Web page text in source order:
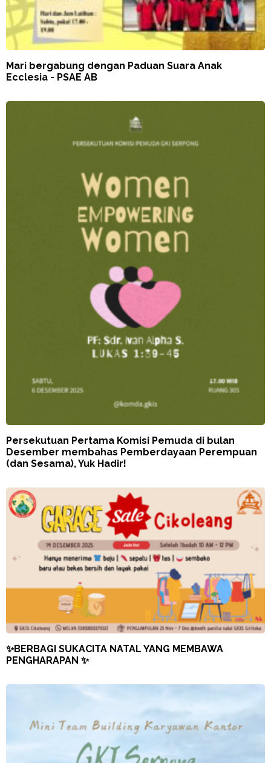
Mari bergabung dengan Paduan Suara Anak
Ecclesia - PSAE AB
Persekutuan Pertama Komisi Pemuda di bulan
Desember membahas Pemberdayaan Perempuan
(dan Sesama), Yuk Hadir!
✨BERBAGI SUKACITA NATAL YANG MEMBAWA
PENGHARAPAN ✨